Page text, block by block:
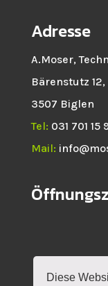
Diese
Adresse
A.Moser,
Bärenstutz 12,
3507 Biglen
Tel: 031 701 15
Mail: